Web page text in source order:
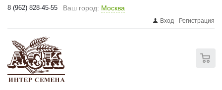
8 (962) 828-45-55 Ваш город: Москва
Вход Регистрация